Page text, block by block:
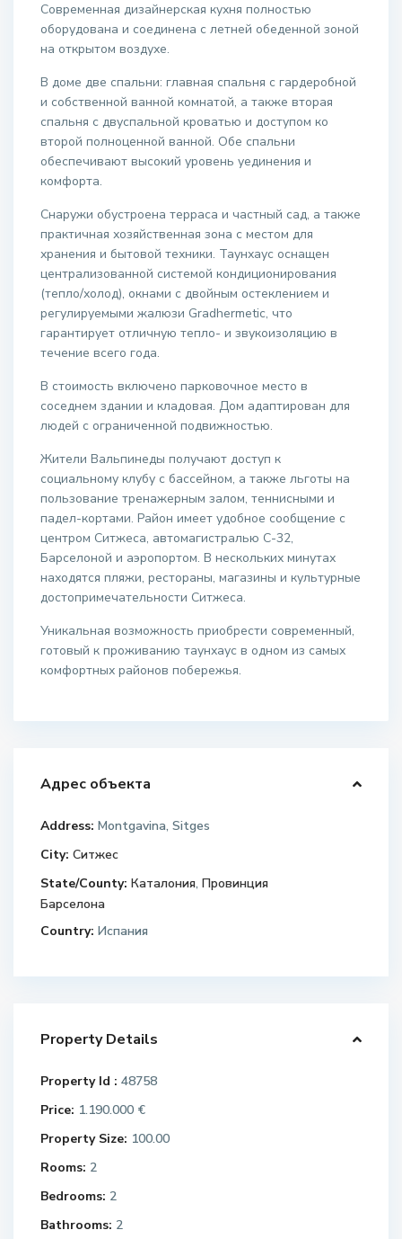
Современная дизайнерская кухня полностью
оборудована и соединена с летней обеденной зоной
на открытом воздухе.
В доме две спальни: главная спальня с гардеробной
и собственной ванной комнатой, а также вторая
спальня с двуспальной кроватью и доступом ко
второй полноценной ванной. Обе спальни
обеспечивают высокий уровень уединения и
комфорта.
Снаружи обустроена терраса и частный сад, а также
практичная хозяйственная зона с местом для
хранения и бытовой техники. Таунхаус оснащен
централизованной системой кондиционирования
(тепло/холод), окнами с двойным остеклением и
регулируемыми жалюзи Gradhermetic, что
гарантирует отличную тепло- и звукоизоляцию в
течение всего года.
В стоимость включено парковочное место в
соседнем здании и кладовая. Дом адаптирован для
людей с ограниченной подвижностью.
Жители Вальпинеды получают доступ к
социальному клубу с бассейном, а также льготы на
пользование тренажерным залом, теннисными и
падел-кортами. Район имеет удобное сообщение с
центром Ситжеса, автомагистралью C-32,
Барселоной и аэропортом. В нескольких минутах
находятся пляжи, рестораны, магазины и культурные
достопримечательности Ситжеса.
Уникальная возможность приобрести современный,
готовый к проживанию таунхаус в одном из самых
комфортных районов побережья.
Адрес объекта
Address: Montgavina, Sitges
City: Ситжес
State/County: Каталония,Провинция
Барселона
Country: Испания
Property Details
Property Id : 48758
Price: 1.190.000 €
Property Size: 100.00
Rooms: 2
Bedrooms: 2
Bathrooms: 2